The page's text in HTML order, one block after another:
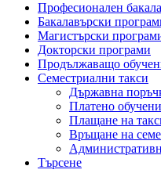
Професионален
Бакалавърски
Магистърски
Докторски програми
Продължаващо
Семестриални такси
Държавна
Платено
Плащане на
Връщане на
Търсене